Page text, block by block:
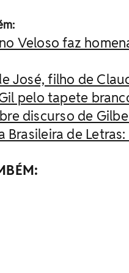
Veloso faz
José, filho de
pelo tapete
discurso de
Brasileira de